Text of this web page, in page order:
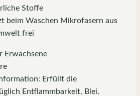
Stoffe
beim Waschen Mikrofasern aus
frei
Erwachsene
Erfüllt die
Entflammbarkeit, Blei,